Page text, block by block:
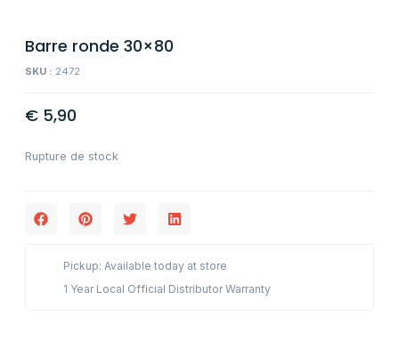
Barre ronde 30×80
SKU : 2472
€ 5,90
Rupture de stock
Pickup: Available today at store
1 Year Local Official Distributor Warranty